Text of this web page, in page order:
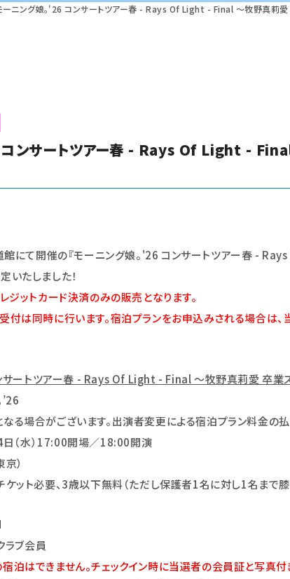
ーニング娘。'26 コンサートツアー春 - Rays Of Light - Final ～牧野真莉愛
コンサートツアー春 - Rays Of Light -
館にて開催の『モーニング娘。'26 コンサートツアー春 -
いたしました！
ジットカード決済のみの販売となります。
付は同時に行います。宿泊プランをお申込みされる場合は
サートツアー春 - Rays Of Light - Final ～牧野真莉愛 卒業
場合がございます。出演者変更による宿泊プラン料金の払
（水）17:00開場／18:00開演
京）
ット必要、3歳以下無料（ただし保護者1名に対し1名まで
ラブ会員
泊はできません。チェックイン時に当選者の会員証と写真付